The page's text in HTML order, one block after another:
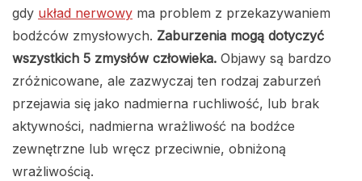
gdy układ nerwowy ma problem z przekazywaniem
bodźców zmysłowych. Zaburzenia mogą dotyczyć
wszystkich 5 zmysłów człowieka. Objawy są bardzo
zróżnicowane, ale zazwyczaj ten rodzaj zaburzeń
przejawia się jako nadmierna ruchliwość, lub brak
aktywności, nadmierna wrażliwość na bodźce
zewnętrzne lub wręcz przeciwnie, obniżoną
wrażliwością.